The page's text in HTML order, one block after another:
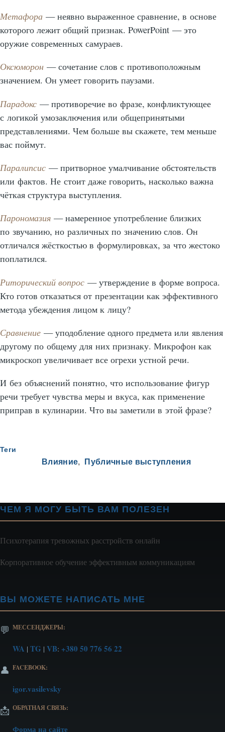
Метафора — неявно выраженное сравнение, в основе
которого лежит общий признак. PowerPoint — это
оружие современных самураев.
Оксюморон — сочетание слов с противоположным
значением. Он умеет говорить паузами.
Парадокс — противоречие во фразе, конфликтующее
с логикой умозаключения или общепринятыми
представлениями. Чем больше вы скажете, тем меньше
вас поймут.
Паралипсис — притворное умалчивание обстоятельств
или фактов. Не стоит даже говорить, насколько важна
чёткая структура выступления.
Парономазия — намеренное употребление близких
по звучанию, но различных по значению слов. Он
отличался жёсткостью в формулировках, за что жестоко
поплатился.
Риторический вопрос — утверждение в форме вопроса.
Кто готов отказаться от презентации как эффективного
метода убеждения лицом к лицу?
Сравнение — уподобление одного предмета или явления
другому по общему для них признаку. Микрофон как
микроскоп увеличивает все огрехи устной речи.
И без объяснений понятно, что использование фигур
речи требует чувства меры и вкуса, как применение
приправ в кулинарии. Что вы заметили в этой фразе?
Теги
Влияние Публичные выступления
ЧЕМ Я МОГУ БЫТЬ ВАМ ПОЛЕЗЕН
Психотерапия тревожных расстройств онлайн
Корпоративное обучение эффективным коммуникациям
ВЫ МОЖЕТЕ НАПИСАТЬ МНЕ
💬 МЕССЕНДЖЕРЫ:
WA | TG | VB: +380 50 776 56 22
👤 FACEBOOK:
igor.vasilevsky
📩 ОБРАТНАЯ СВЯЗЬ:
Форма на сайте